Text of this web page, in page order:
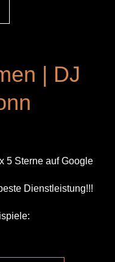
| DJ
5 Sterne auf Google
Dienstleistung!!!